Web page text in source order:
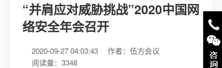
“并肩应对威胁挑战”2020中国网
络安全年会召开
2020-09-27 04:03:43
作者：伍方会议
阅读量：3348